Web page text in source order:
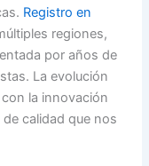
Registro en
regiones,
por años de
La evolución
la innovación
calidad que nos